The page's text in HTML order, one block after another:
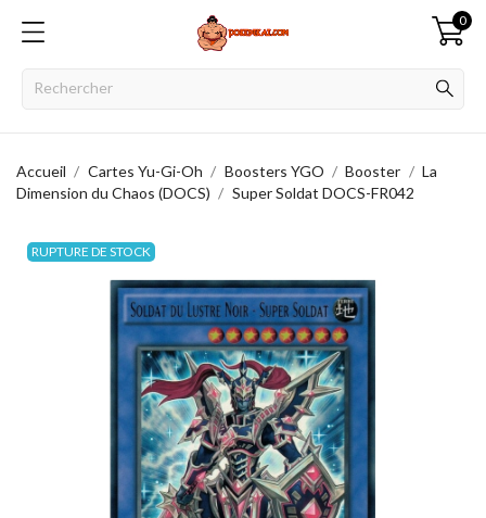
0
Accueil Cartes Yu-Gi-Oh Boosters YGO Booster
La
Dimension du Chaos (DOCS)
Super Soldat DOCS-FR042
RUPTURE DE STOCK